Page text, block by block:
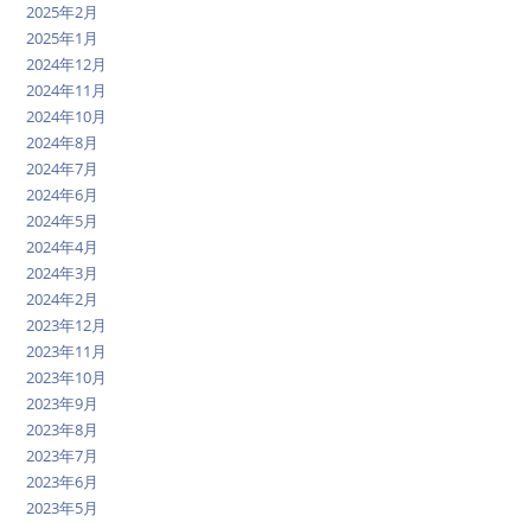
2025年2月
2025年1月
2024年12月
2024年11月
2024年10月
2024年8月
2024年7月
2024年6月
2024年5月
2024年4月
2024年3月
2024年2月
2023年12月
2023年11月
2023年10月
2023年9月
2023年8月
2023年7月
2023年6月
2023年5月